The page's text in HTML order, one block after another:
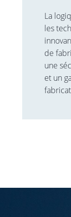
La
les
de
une
et un